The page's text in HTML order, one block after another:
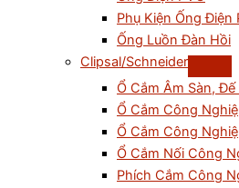
Phụ Kiện Ống Điện
Ống Luồn Đàn Hồi
Clipsal/Schneider
Ổ Cắm Âm Sàn,
Ổ Cắm Công
Ổ Cắm Công
Ổ Cắm Nối Công
Phích Cắm Công